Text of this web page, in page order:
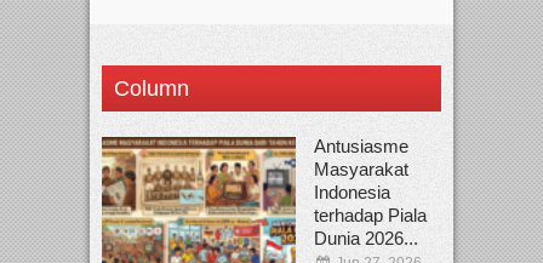
Column
Antusiasme
Masyarakat
Indonesia
terhadap Piala
Dunia 2026...